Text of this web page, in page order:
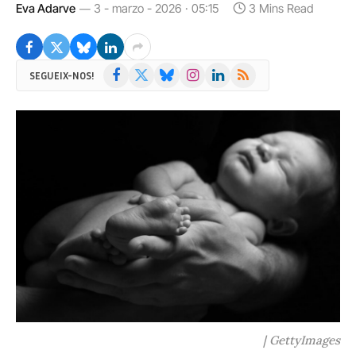
Eva Adarve 3 - marzo - 2026 · 05:15 3 Mins Read
SEGUEIX-NOS! Facebook BlueskyInstagramLinkedIn
RSS
| GettyImages